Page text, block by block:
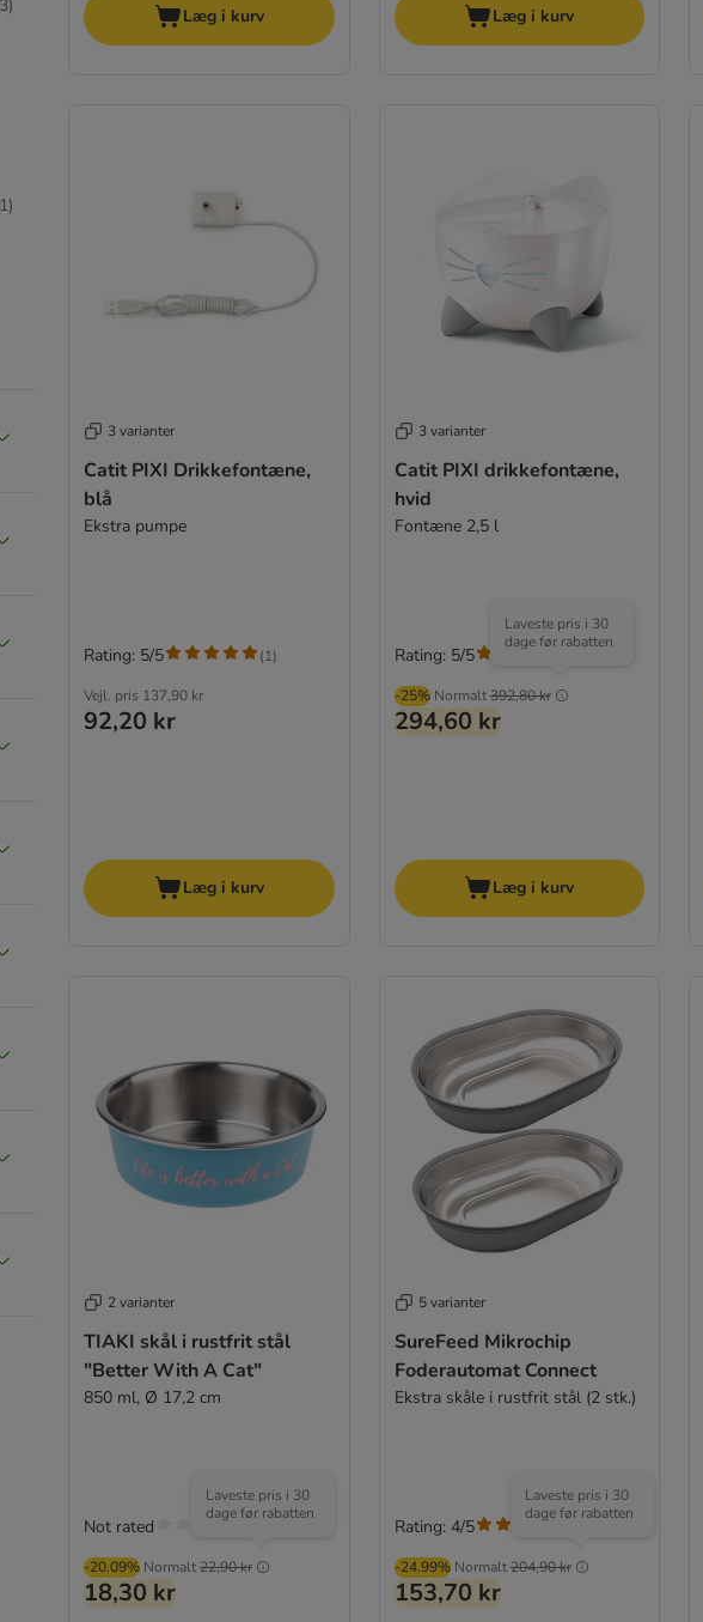
)
1)
Læg i kurv Læg i kurv
3 varianter
Catit PIXI Drikkefontæne,
blå
Ekstra pumpe
Vejl. pris 137,90 kr
92,20 kr
Rating: 5/5 (1)
Læg i kurv
3 varianter
Catit PIXI drikkefontæne,
hvid
Fontæne 2,5 l
-25% Normalt392,80 kr
Laveste pris i 30
dage før rabatten
294,60 kr
Rating: 5/5
Læg i kurv
2 varianter
TIAKI skål i rustfrit stål
"Better With A Cat"
850 ml, Ø 17,2 cm
-20.09% Normalt22,90 kr
Laveste pris i 30
dage før rabatten
18,30 kr
Not rated
5 varianter
SureFeed Mikrochip
Foderautomat Connect
Ekstra skåle i rustfrit stål (2 stk.)
-24.99% Normalt204,90 kr
Laveste pris i 30
dage før rabatten
153,70 kr
Rating: 4/5